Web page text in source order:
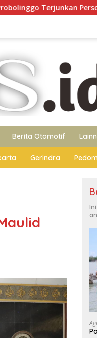
Bantu Padamkan
Berita Otomotif
Gerindra